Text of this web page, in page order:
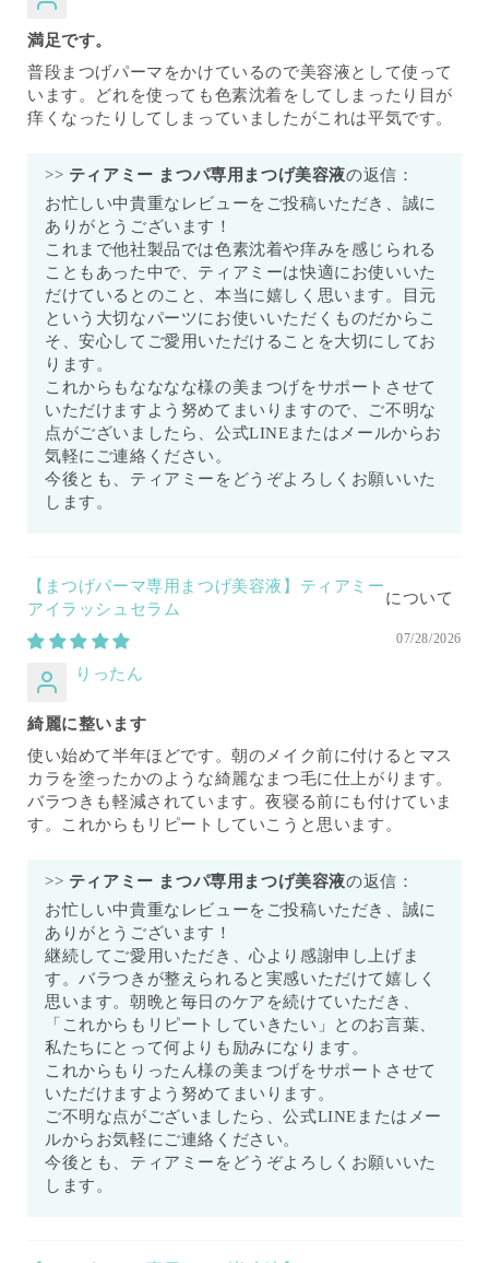
満足です。
普段まつげパーマをかけているので美容液として使って
います。どれを使っても色素沈着をしてしまったり目が
痒くなったりしてしまっていましたがこれは平気です。
>> ティアミー まつパ専用まつげ美容液の返信：
お忙しい中貴重なレビューをご投稿いただき、誠に
ありがとうございます！
これまで他社製品では色素沈着や痒みを感じられる
こともあった中で、ティアミーは快適にお使いいた
だけているとのこと、本当に嬉しく思います。目元
という大切なパーツにお使いいただくものだからこ
そ、安心してご愛用いただけることを大切にしてお
ります。
これからもなななな様の美まつげをサポートさせて
いただけますよう努めてまいりますので、ご不明な
点がございましたら、公式LINEまたはメールからお
気軽にご連絡ください。
今後とも、ティアミーをどうぞよろしくお願いいた
します。
【まつげパーマ専用まつげ美容液】ティアミー
アイラッシュセラム
07/28/2026
りったん
綺麗に整います
使い始めて半年ほどです。朝のメイク前に付けるとマス
カラを塗ったかのような綺麗なまつ毛に仕上がります。
バラつきも軽減されています。夜寝る前にも付けていま
す。これからもリピートしていこうと思います。
>> ティアミー まつパ専用まつげ美容液の返信：
お忙しい中貴重なレビューをご投稿いただき、誠に
ありがとうございます！
継続してご愛用いただき、心より感謝申し上げま
す。バラつきが整えられると実感いただけて嬉しく
思います。朝晩と毎日のケアを続けていただき、
「これからもリピートしていきたい」とのお言葉、
私たちにとって何よりも励みになります。
これからもりったん様の美まつげをサポートさせて
いただけますよう努めてまいります。
ご不明な点がございましたら、公式LINEまたはメー
ルからお気軽にご連絡ください。
今後とも、ティアミーをどうぞよろしくお願いいた
します。